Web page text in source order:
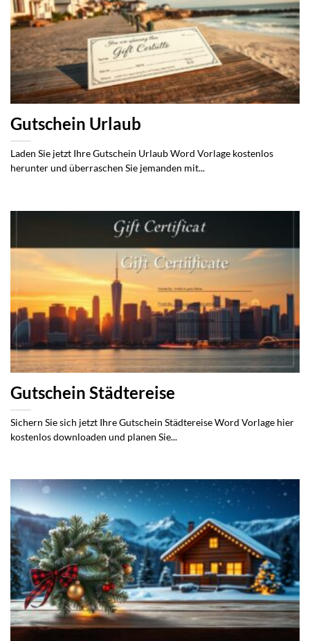
Gutschein Urlaub
Laden Sie jetzt Ihre Gutschein Urlaub Word Vorlage kostenlos
herunter und überraschen Sie jemanden mit...
Gutschein Städtereise
Sichern Sie sich jetzt Ihre Gutschein Städtereise Word Vorlage hier
kostenlos downloaden und planen Sie...